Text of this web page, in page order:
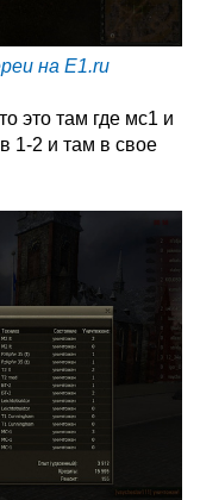
на E1.ru
это там где мс1 и
1-2 и там в свое